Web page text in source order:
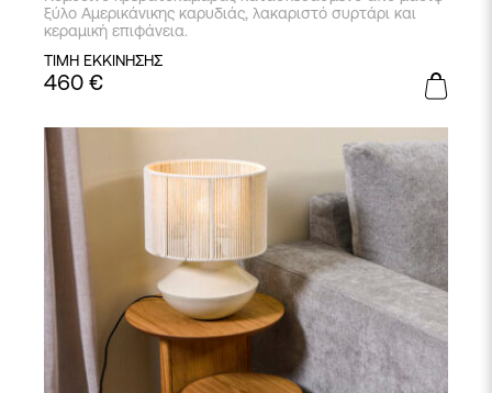
ξύλο Αμερικάνικης καρυδιάς, λακαριστό συρτάρι και
κεραμική επιφάνεια.
ΤΙΜΗ ΕΚΚΙΝΗΣΗΣ
460 €